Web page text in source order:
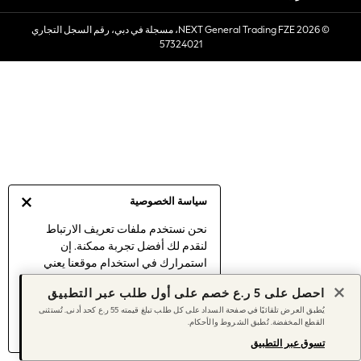
سياسة الخصوصية
نحن نستخدم ملفات تعريف الارتباط
لنقدم لك أفضل تجربة ممكنة. إن
استمرارك في استخدام موقعنا يعني
الارتباط.
اكتشف المزيد عن إدارة إعدادات ملفات
تعريف الارتباط (الكوكيز).
Sets & Outfits
Linen Collection
Women's Holiday Shop
Women's Travel Styles
Linen Collection
Tops & T-Shirts
Cover Ups & Kaftans
Sandals
Swimwear
© 2026 NEXT General Trading FZE، مسجلة في دبي، رقم السجل التجاري
57324021
احصل على 5 ر.ع خصم على أول طلب عبر التطبيق
يُطبق العرض تلقائيًا في صفحة السداد على كل طلب تبلغ قيمته 55 ر.ع كحد أدنى. تُستثنى
القطع المخفضة. تُطبق الشروط والأحكام.
تسوق عبر التطبيق